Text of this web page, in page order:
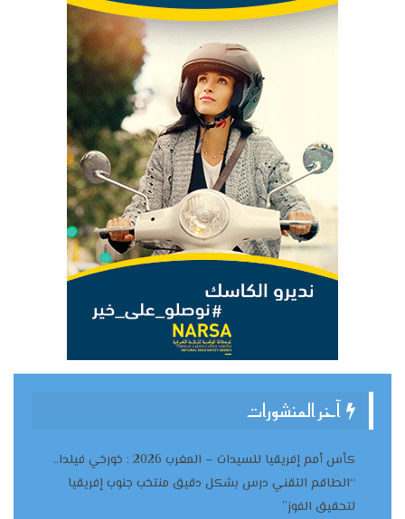
آخر المنشورات
كأس أمم إفريقيا للسيدات – المغرب 2026 : خورخي فيلدا..
“الطاقم التقني درس بشكل دقيق منتخب جنوب إفريقيا
لتحقيق الفوز”